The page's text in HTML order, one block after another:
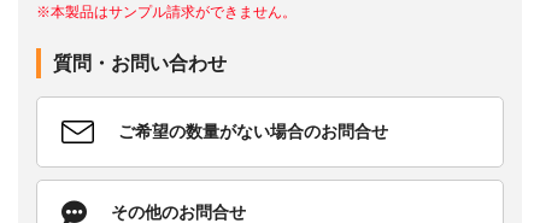
※本製品はサンプル請求ができません。
質問・お問い合わせ
ご希望の数量がない場合のお問合せ
その他のお問合せ